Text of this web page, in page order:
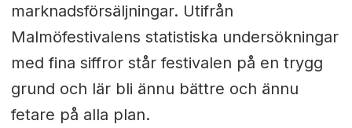
marknadsförsäljningar. Utifrån
Malmöfestivalens statistiska undersökningar
med fina siffror står festivalen på en trygg
grund och lär bli ännu bättre och ännu
fetare på alla plan.